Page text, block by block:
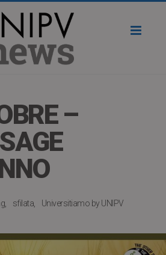
–
sfilata Universitiamo by UNIPV